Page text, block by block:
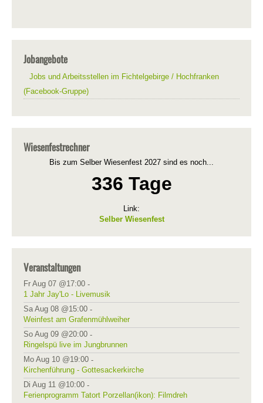
Jobangebote
Jobs und Arbeitsstellen im Fichtelgebirge / Hochfranken
(Facebook-Gruppe)
Wiesenfestrechner
Bis zum Selber Wiesenfest 2027 sind es noch...
336 Tage
Link:
Selber Wiesenfest
Veranstaltungen
Fr Aug 07 @17:00 -
1 Jahr Jay'Lo - Livemusik
Sa Aug 08 @15:00 -
Weinfest am Grafenmühlweiher
So Aug 09 @20:00 -
Ringelspü live im Jungbrunnen
Mo Aug 10 @19:00 -
Kirchenführung - Gottesackerkirche
Di Aug 11 @10:00 -
Ferienprogramm Tatort Porzellan(ikon): Filmdreh